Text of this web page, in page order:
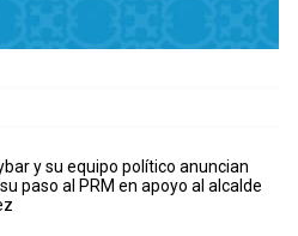
y su equipo político anuncian
paso al PRM en apoyo al alcalde